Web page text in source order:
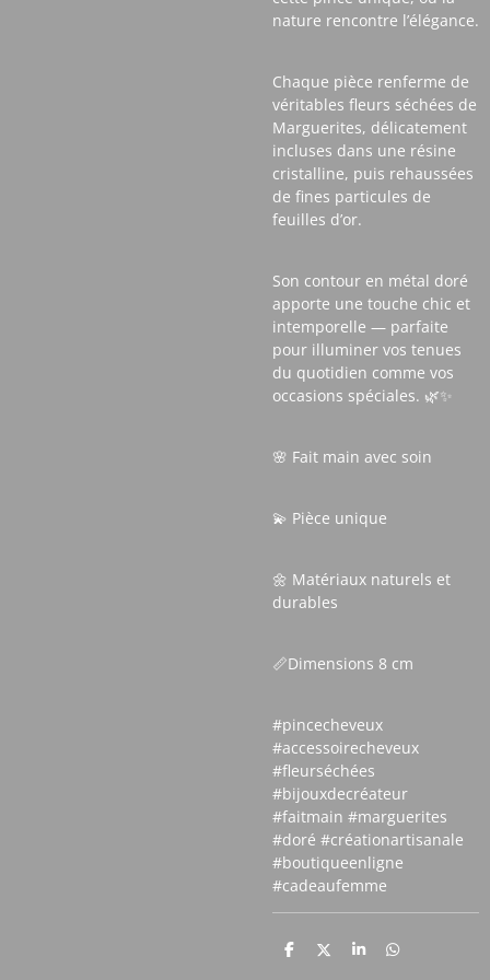
nature rencontre l’élégance.
Chaque pièce renferme de
véritables fleurs séchées de
Marguerites, délicatement
incluses dans une résine
cristalline, puis rehaussées
de fines particules de
feuilles d’or.
Son contour en métal doré
apporte une touche chic et
intemporelle — parfaite
pour illuminer vos tenues
du quotidien comme vos
occasions spéciales. 🌿✨
🌸 Fait main avec soin
💫 Pièce unique
🌼 Matériaux naturels et
durables
📏Dimensions 8 cm
#pincecheveux
#accessoirecheveux
#fleurséchées
#bijouxdecréateur
#faitmain #marguerites
#doré #créationartisanale
#boutiqueenligne
#cadeaufemme
P
P
P
P